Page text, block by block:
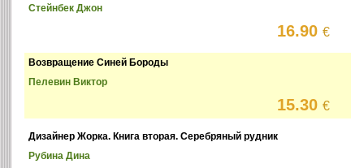
Стейнбек Джон
16.90€
Возвращение Синей Бороды
Пелевин Виктор
15.30€
Дизайнер Жорка. Книга вторая. Серебряный рудник
Рубина Дина